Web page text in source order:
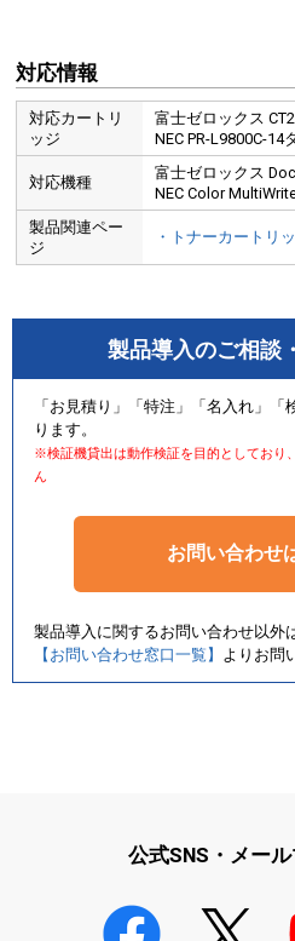
対応情報
対応カートリ
ッジ
富士ゼロックス
NEC PR-L9800C-14
対応機種
富士ゼロックス
NEC Color
製品関連ペー
ジ
・トナーカートリ
製品導入のご相談
「お見積り」「特注」「名入れ」「
ります。
※検証機貸出は動作検証を目的としており
ん
お問い合わせ
製品導入に関するお問い合わせ以外
【お問い合わせ窓口一覧】 よりお問
公式SNS・メー